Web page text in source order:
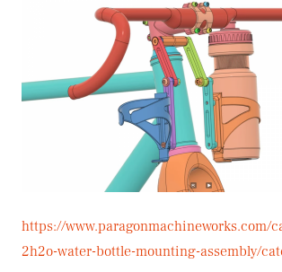
https://
2h2o-water-bottle-mounting-assembly/